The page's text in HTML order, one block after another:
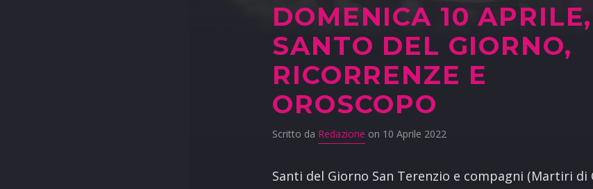
DOMENICA 10 APRILE,
SANTO DEL GIORNO,
RICORRENZE E
OROSCOPO
Scritto da Redazione on 10 Aprile 2022
Santi del Giorno San Terenzio e compagni (Martiri di